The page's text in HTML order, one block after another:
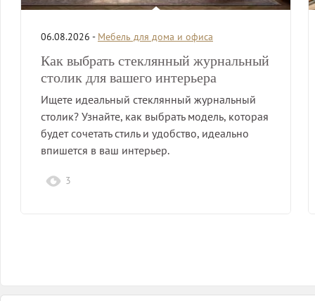
06.08.2026 - Мебель для дома и офиса
Как выбрать стеклянный журнальный
столик для вашего интерьера
Ищете идеальный стеклянный журнальный
столик? Узнайте, как выбрать модель, которая
будет сочетать стиль и удобство, идеально
впишется в ваш интерьер.
3